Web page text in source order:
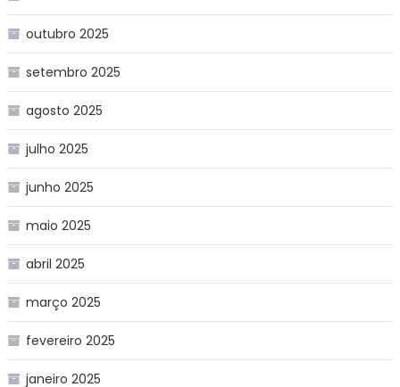
outubro 2025
setembro 2025
agosto 2025
julho 2025
junho 2025
maio 2025
abril 2025
março 2025
fevereiro 2025
janeiro 2025